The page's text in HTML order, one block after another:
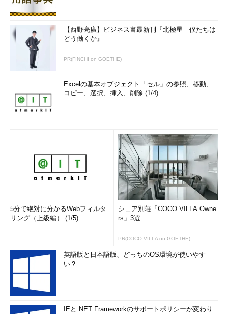
【西野亮廣】ビジネス書最新刊『北極星 僕たちは
どう働くか』
PR(FINCHI on GOETHE)
Excelの基本オブジェクト「セル」の参照、移動、
コピー、選択、挿入、削除 (1/4)
5分で絶対に分かるWebフィルタ
リング（上級編） (1/5)
シェア別荘「COCO VILLA Owne
rs」3選
PR(COCO VILLA on GOETHE)
英語版と日本語版、どっちのOS環境が使いやす
い？
IEと.NET Frameworkのサポートポリシーが変わり